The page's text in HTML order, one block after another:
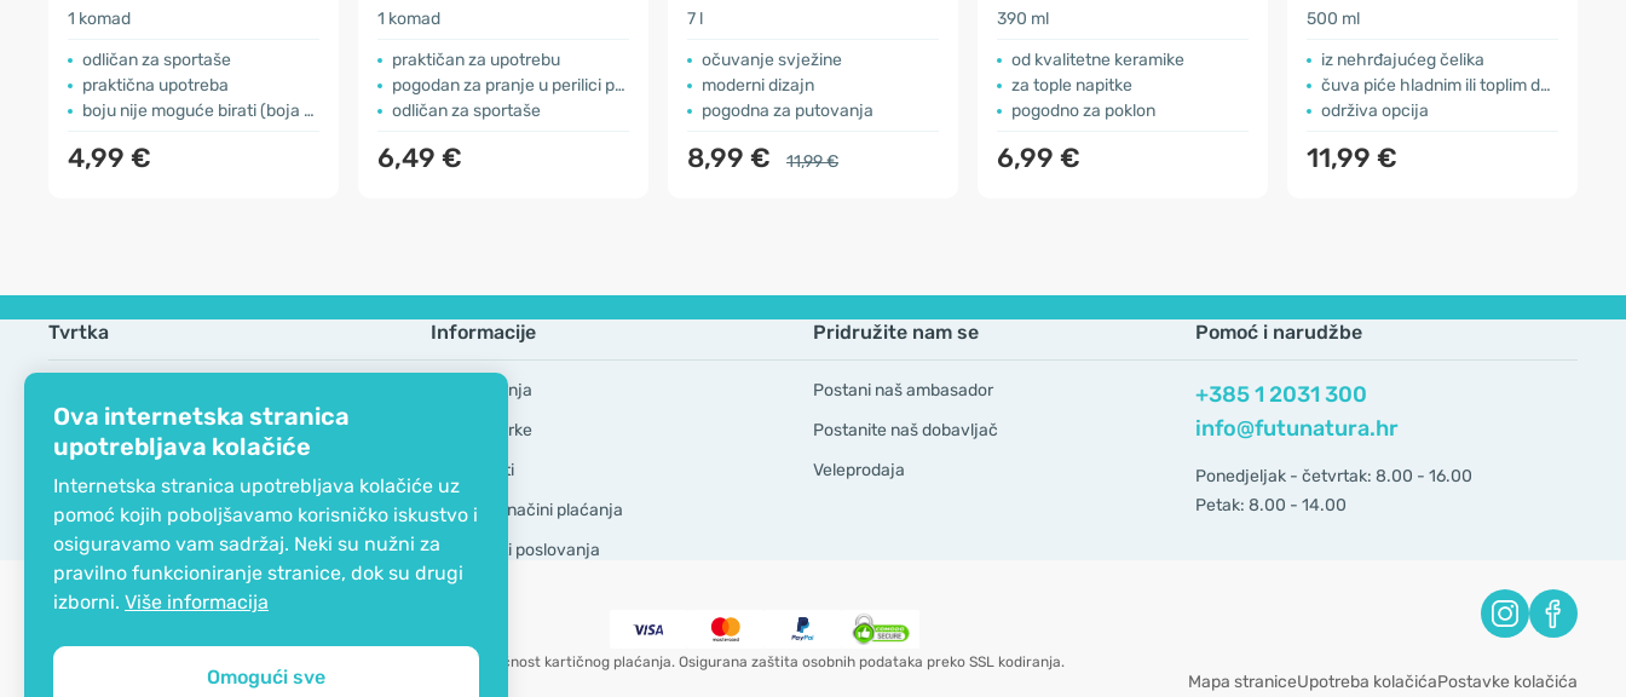
Ova internetska stranica
upotrebljava kolačiće
Internetska stranica upotrebljava kolačiće uz
pomoć kojih poboljšavamo korisničko iskustvo i
osiguravamo vam sadržaj. Neki su nužni za
pravilno funkcioniranje stranice, dok su drugi
izborni. Više informacija
Omogući sve
1 komad
odličan za sportaše
praktična upotreba
boju nije moguće birati (boja na fotografiji je simbolična)
4,99 €
1 komad
praktičan za upotrebu
pogodan za pranje u perilici posuđa
odličan za sportaše
6,49 €
7 l
očuvanje svježine
moderni dizajn
pogodna za putovanja
8,99 € 11,99 €
390 ml
od kvalitetne keramike
za tople napitke
pogodno za poklon
6,99 €
500 ml
iz nehrđajućeg čelika
čuva piće hladnim ili toplim do 12 sati
održiva opcija
11,99 €
Tvrtka
Kontaktirajte nas
Informacije
Česta pitanja
Robne marke
GDPR Alati
Dostava i načini plaćanja
Opći uvjeti poslovanja
Pridružite nam se
Postani naš ambasador
Postanite naš dobavljač
Veleprodaja
Pomoć i narudžbe
+385 1 2031 300
info@futunatura.hr
Ponedjeljak - četvrtak: 8.00 - 16.00
Petak: 8.00 - 14.00
Mogućnost kartičnog plaćanja. Osigurana zaštita osobnih podataka preko SSL kodiranja.
Copyright © 2012 - 2026   |   Be Healthy Group d.o.o. Mapa straniceUpotreba kolačićaPostavke kolačića